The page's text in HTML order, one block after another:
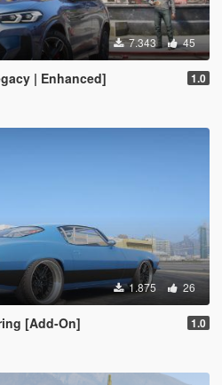
7.343 45
| Enhanced] 1.0
1.875 26
[Add-On] 1.0